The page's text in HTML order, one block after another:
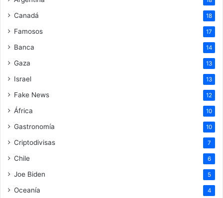
Canadá 18
Famosos 17
Banca 14
Gaza 13
Israel 13
Fake News 12
África 10
Gastronomía 10
Criptodivisas 7
Chile 6
Joe Biden 5
Oceanía 4